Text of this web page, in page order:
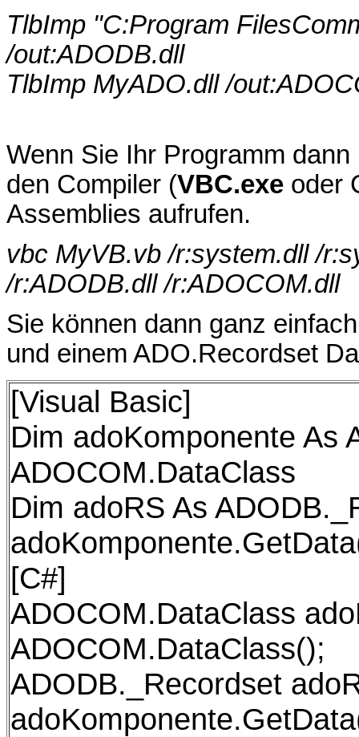
TlbImp "C:Program
/out:ADODB.dll
TlbImp MyADO.dll /
Wenn Sie Ihr Programm
den Compiler (VBC.exe oder
Assemblies aufrufen.
vbc MyVB.vb /r:system.dll /
/r:ADODB.dll /r:ADOCOM.dll
Sie können dann ganz
und einem ADO.Recordset
[Visual Basic]
Dim adoKomponente As
ADOCOM.DataClass
Dim adoRS As
[C#]
ADOCOM.DataClass
ADOCOM.DataClass();
ADODB._Recordset